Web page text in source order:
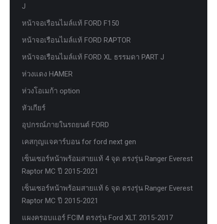
J
หน้าจอเรือนไมล์แท้ FORD F150
หน้าจอเรือนไมล์แท้ FORD RAPTOR
หน้าจอเรือนไมล์แท้ FORD XL ธรรมดา PART J
ห่วงแดง HAMER
ห่วงโอเมก้า option
หัวเกียร์
อุปกรณ์ภายในรถยนต์ FORD
เคสกุญแจคาร์บอน for ford next gen
เซ็นเซอร์หน้าพร้อมสายแท้ 4 จุด ตรงรุ่น Ranger Everest
Raptor MC ปี 2015-2021
เซ็นเซอร์หน้าพร้อมสายแท้ 6 จุด ตรงรุ่น Ranger Everest
Raptor MC ปี 2015-2021
แผงครอบแอร์ FCIM ตรงรุ่น Ford XLT. 2015-2017